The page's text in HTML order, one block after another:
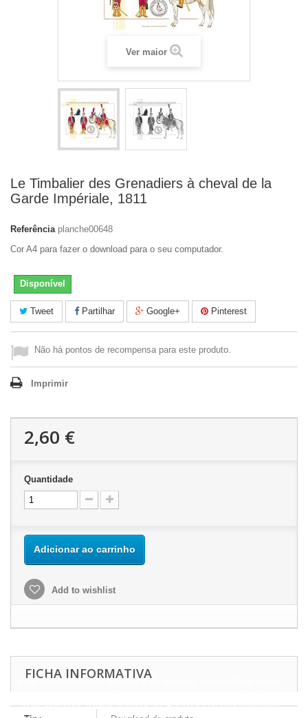
Ver maior
Le Timbalier des Grenadiers à cheval de la
Garde Impériale, 1811
Referência planche00648
Cor A4 para fazer o download para o seu computador.
Disponível
Tweet Partilhar Google+ Pinterest
Não há pontos de recompensa para este produto.
Imprimir
2,60 €
Quantidade
Adicionar ao carrinho
Add to wishlist
FICHA INFORMATIVA
Este site usa cookies próprios e de terceiros para melhorar nossos
analisando seus hábitos navegação. Para dar seu consentimento